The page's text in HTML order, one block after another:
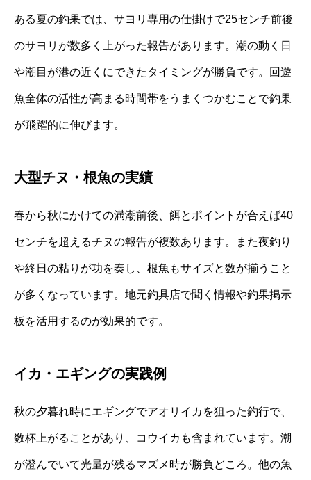
ある夏の釣果では、サヨリ専用の仕掛けで25センチ前後
のサヨリが数多く上がった報告があります。潮の動く日
や潮目が港の近くにできたタイミングが勝負です。回遊
魚全体の活性が高まる時間帯をうまくつかむことで釣果
が飛躍的に伸びます。
大型チヌ・根魚の実績
春から秋にかけての満潮前後、餌とポイントが合えば40
センチを超えるチヌの報告が複数あります。また夜釣り
や終日の粘りが功を奏し、根魚もサイズと数が揃うこと
が多くなっています。地元釣具店で聞く情報や釣果掲示
板を活用するのが効果的です。
イカ・エギングの実践例
秋の夕暮れ時にエギングでアオリイカを狙った釣行で、
数杯上がることがあり、コウイカも含まれています。潮
が澄んでいて光量が残るマズメ時が勝負どころ。他の魚